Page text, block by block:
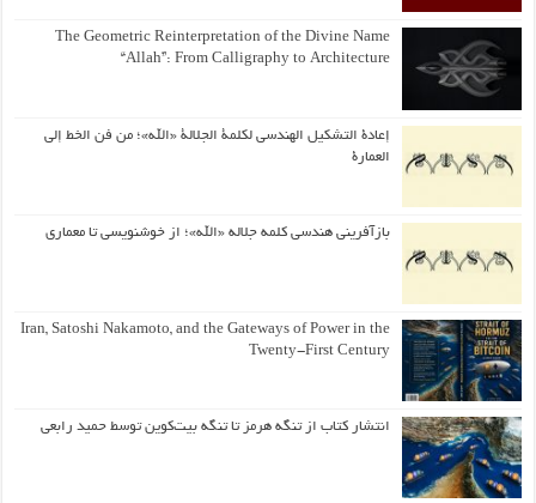
The Geometric Reinterpretation of the Divine Name
“Allah”: From Calligraphy to Architecture
إعادة التشكيل الهندسي لكلمة الجلالة «الله»؛ من فن الخط إلى
العمارة
بازآفرینی هندسی کلمه جلاله «الله»؛ از خوشنویسی تا معماری
Iran, Satoshi Nakamoto, and the Gateways of Power in the
Twenty-First Century
انتشار کتاب از تنگه هرمز تا تنگه بیت‌کوین توسط حمید رابعی